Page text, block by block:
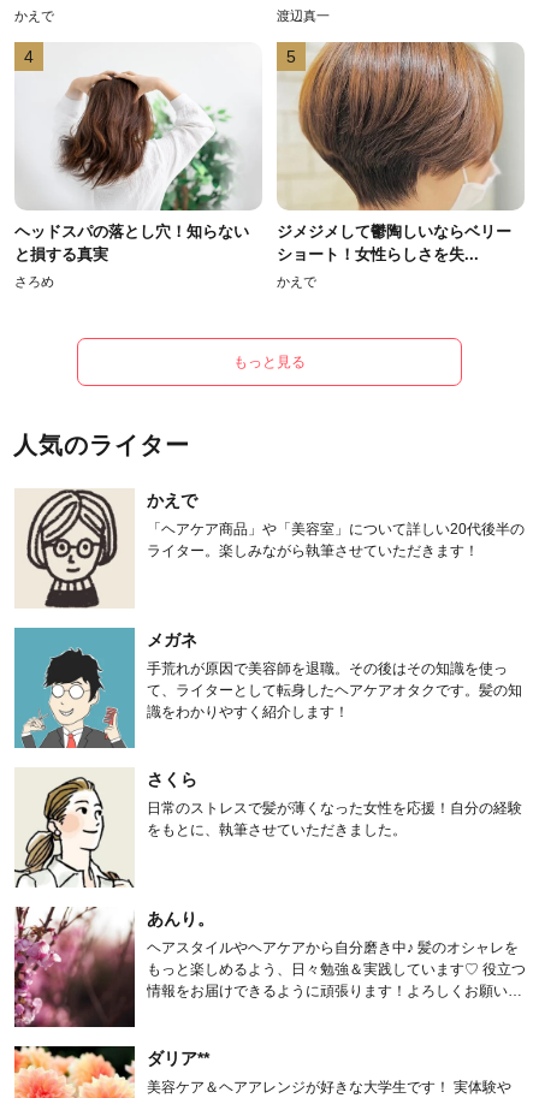
かえで 渡辺真一
4
ヘッドスパの落とし穴！知らない
と損する真実
さろめ
5
ジメジメして鬱陶しいならベリー
ショート！女性らしさを失...
かえで
もっと見る
人気のライター
かえで
「ヘアケア商品」や「美容室」について詳しい20代後半の
ライター。楽しみながら執筆させていただきます！
メガネ
手荒れが原因で美容師を退職。その後はその知識を使っ
て、ライターとして転身したヘアケアオタクです。髪の知
識をわかりやすく紹介します！
さくら
日常のストレスで髪が薄くなった女性を応援！自分の経験
をもとに、執筆させていただきました。
あんり。
ヘアスタイルやヘアケアから自分磨き中♪ 髪のオシャレを
もっと楽しめるよう、日々勉強＆実践しています♡ 役立つ
情報をお届けできるように頑張ります！よろしくお願いし
ダリア**
美容ケア＆ヘアアレンジが好きな大学生です！ 実体験や